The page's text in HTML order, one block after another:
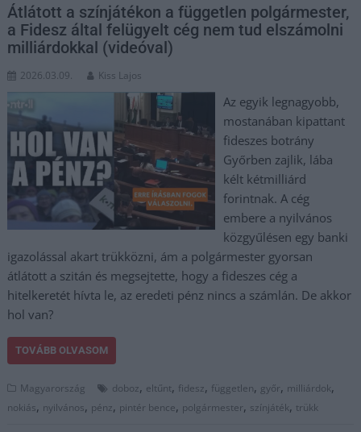
Átlátott a színjátékon a független polgármester,
a Fidesz által felügyelt cég nem tud elszámolni
milliárdokkal (videóval)
2026.03.09. Kiss Lajos
Az egyik legnagyobb,
mostanában kipattant
fideszes botrány
Győrben zajlik, lába
kélt kétmilliárd
forintnak. A cég
embere a nyilvános
közgyűlésen egy banki
igazolással akart trükközni, ám a polgármester gyorsan
átlátott a szitán és megsejtette, hogy a fideszes cég a
hitelkeretét hívta le, az eredeti pénz nincs a számlán. De akkor
hol van?
TOVÁBB OLVASOM
Magyarország doboz, eltűnt, fidesz, független, győr, milliárdok,
nokiás, nyilvános, pénz, pintér bence, polgármester, színjáték, trükk